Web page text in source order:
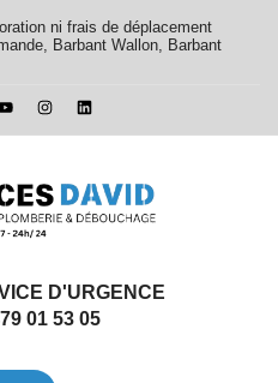
ni frais de déplacement
Barbant Wallon, Barbant
D'URGENCE
01 53 05